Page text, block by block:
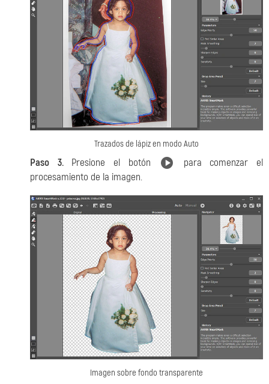
Trazados de lápiz en modo Auto
Paso 3.Presione el botón
para comenzar el
procesamiento de la imagen.
Imagen sobre fondo transparente